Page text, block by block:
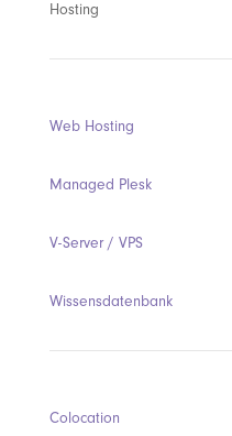
Hosting
Web Hosting
Managed Plesk
V-Server / VPS
Wissensdatenbank
Colocation